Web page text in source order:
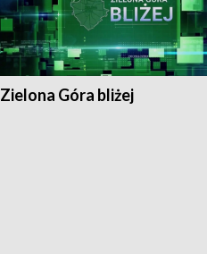
Zielona Góra bliżej